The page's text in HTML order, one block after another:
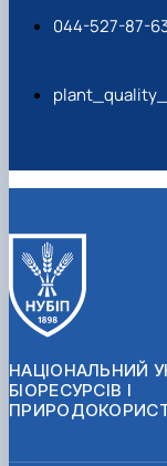
044-527-87-
НАЦІОНАЛЬНИЙ
БІОРЕСУРСІВ І